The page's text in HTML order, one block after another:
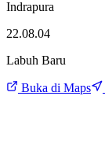
Indrapura
22.08.04
Labuh Baru
Buka di Maps